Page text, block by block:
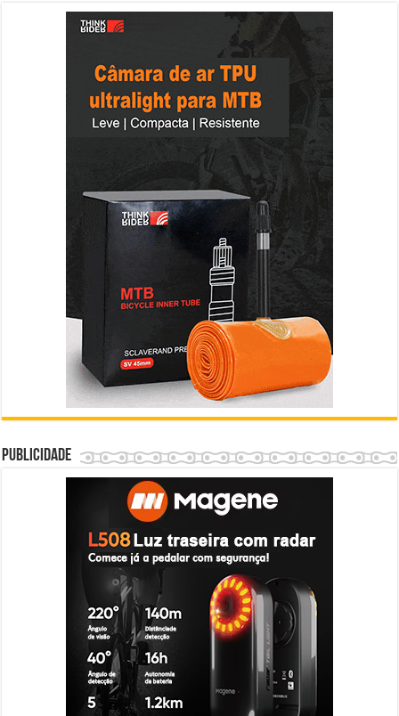
Publicidade